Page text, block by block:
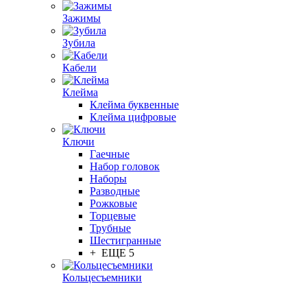
Зажимы
Зубила
Кабели
Клейма
Клейма буквенные
Клейма цифровые
Ключи
Гаечные
Набор головок
Наборы
Разводные
Рожковые
Торцевые
Трубные
Шестигранные
+ ЕЩЕ 5
Кольцесъемники